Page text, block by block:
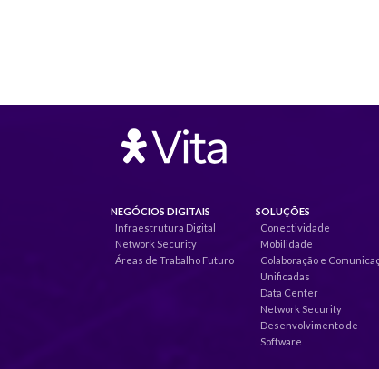
NEGÓCIOS DIGITAIS
Infraestrutura Digital
Network Security
Áreas de Trabalho Futuro
SOLUÇÕES
Conectividade
Mobilidade
Colaboração e
Unificadas
Data Center
Network Security
Desenvolvimento de
Software